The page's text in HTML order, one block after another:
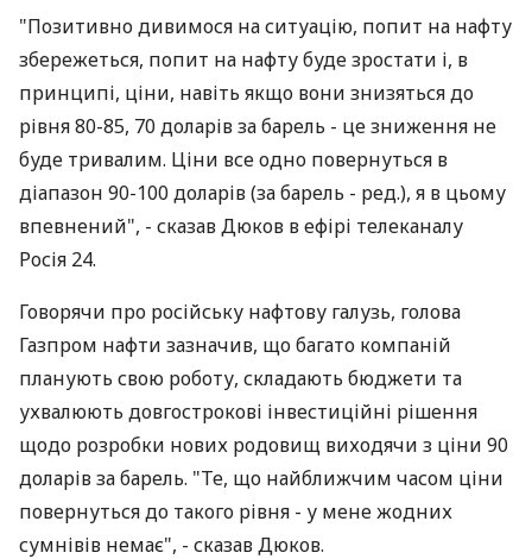
"Позитивно дивимося на ситуацію, попит на нафту
збережеться, попит на нафту буде зростати і, в
принципі, ціни, навіть якщо вони знизяться до
рівня 80-85, 70 доларів за барель - це зниження не
буде тривалим. Ціни все одно повернуться в
діапазон 90-100 доларів (за барель - ред.), я в цьому
впевнений", - сказав Дюков в ефірі телеканалу
Росія 24.
Говорячи про російську нафтову галузь, голова
Газпром нафти зазначив, що багато компаній
планують свою роботу, складають бюджети та
ухвалюють довгострокові інвестиційні рішення
щодо розробки нових родовищ виходячи з ціни 90
доларів за барель. "Те, що найближчим часом ціни
повернуться до такого рівня - у мене жодних
сумнівів немає", - сказав Дюков.